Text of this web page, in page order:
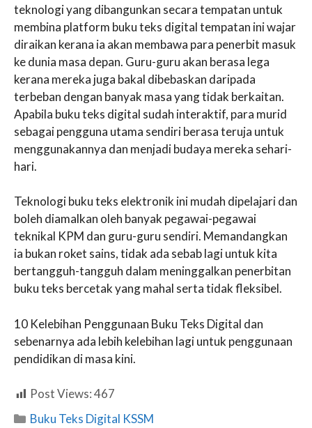
teknologi yang dibangunkan secara tempatan untuk
membina platform buku teks digital tempatan ini wajar
diraikan kerana ia akan membawa para penerbit masuk
ke dunia masa depan. Guru-guru akan berasa lega
kerana mereka juga bakal dibebaskan daripada
terbeban dengan banyak masa yang tidak berkaitan.
Apabila buku teks digital sudah interaktif, para murid
sebagai pengguna utama sendiri berasa teruja untuk
menggunakannya dan menjadi budaya mereka sehari-
hari.
Teknologi buku teks elektronik ini mudah dipelajari dan
boleh diamalkan oleh banyak pegawai-pegawai
teknikal KPM dan guru-guru sendiri. Memandangkan
ia bukan roket sains, tidak ada sebab lagi untuk kita
bertangguh-tangguh dalam meninggalkan penerbitan
buku teks bercetak yang mahal serta tidak fleksibel.
10 Kelebihan Penggunaan Buku Teks Digital dan
sebenarnya ada lebih kelebihan lagi untuk penggunaan
pendidikan di masa kini.
Post Views:467
Categories
Buku Teks Digital KSSM